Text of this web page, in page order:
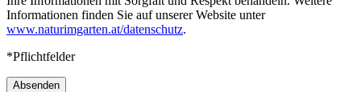
Informationen finden Sie auf unserer Website unter
www.naturimgarten.at/datenschutz.
*Pflichtfelder
Absenden